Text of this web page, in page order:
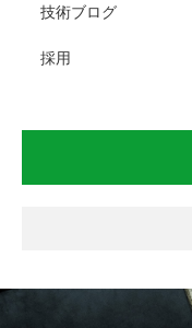
技術ブログ
採用